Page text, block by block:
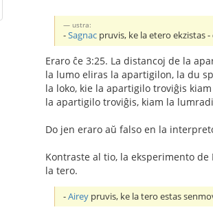
ustra:
-Sagnac pruvis, ke la etero ekzistas -
Eraro ĉe 3:25. La distancoj de la
la lumo eliras la apartigilon, la du
la loko, kie la apartigilo troviĝis
la apartigilo troviĝis, kiam la
Do jen eraro aŭ falso en la
Kontraste al tio, la eksperimento
la tero.
-Airey pruvis, ke la tero estas